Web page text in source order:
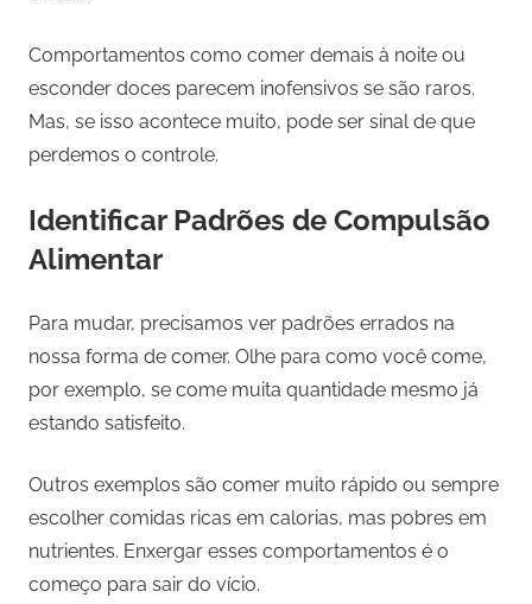
Comportamentos como comer demais à noite ou
esconder doces parecem inofensivos se são raros.
Mas, se isso acontece muito, pode ser sinal de que
perdemos o controle.
Identificar Padrões de Compulsão
Alimentar
Para mudar, precisamos ver padrões errados na
nossa forma de comer. Olhe para como você come,
por exemplo, se come muita quantidade mesmo já
estando satisfeito.
Outros exemplos são comer muito rápido ou sempre
escolher comidas ricas em calorias, mas pobres em
nutrientes. Enxergar esses comportamentos é o
começo para sair do vício.